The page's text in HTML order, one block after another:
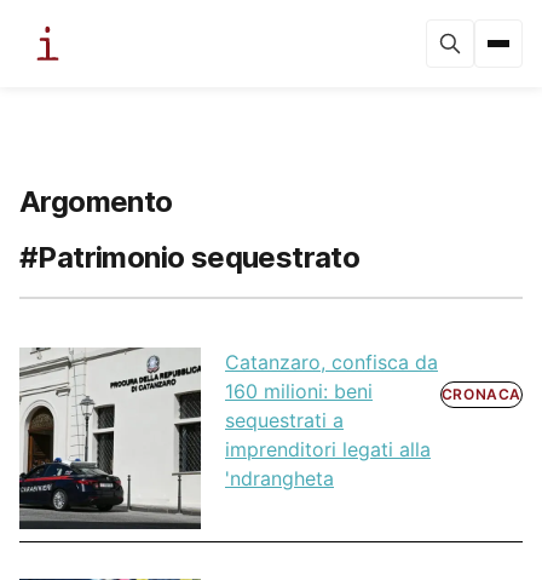
Argomento
#Patrimonio sequestrato
Catanzaro, confisca da
160 milioni: beni
sequestrati a
imprenditori legati alla
'ndrangheta
CRONACA